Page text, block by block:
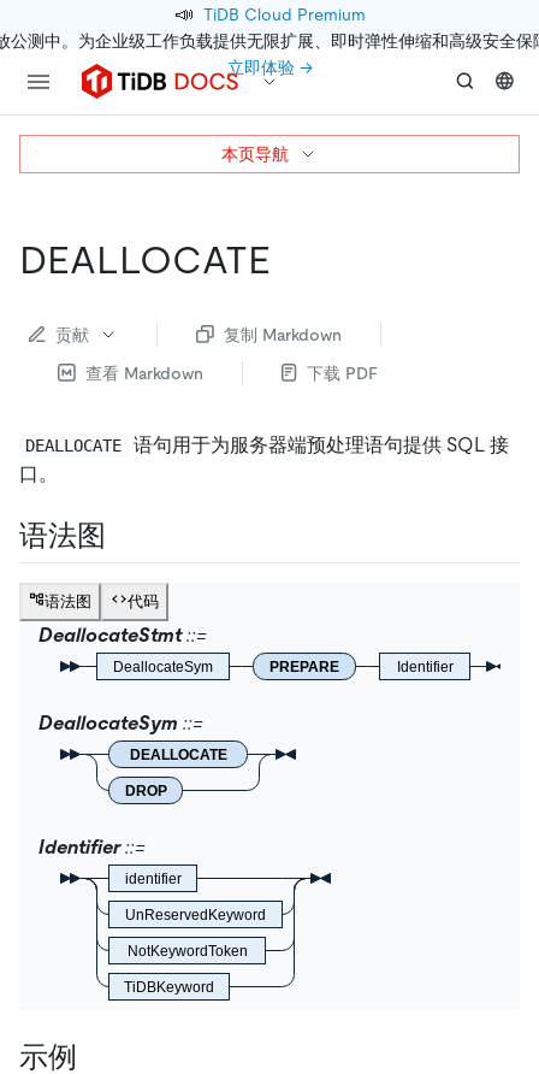
📣 TiDB Cloud Premium
公测中。为企业级工作负载提供无限扩展、即时弹性伸缩和高级安全保
立即体验 →
DEALLOCATE
贡献
复制 Markdown
查看 Markdown
下载 PDF
DEALLOCATE
语句用于为服务器端预处理语句提供 SQL 接
口。
语法图
语法图 代码
DeallocateStmt
DeallocateSym PREPARE Identifier
DeallocateSym
DEALLOCATE
DROP
Identifier
identifier
UnReservedKeyword
NotKeywordToken
TiDBKeyword
示例
本页导航